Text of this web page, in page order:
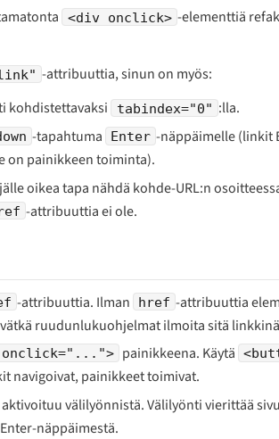
<div onclick> -elementtiä
-attribuuttia, sinun on myös:
kohdistettavaksi
tabindex="0" :lla.
-tapahtuma Enter -näppäimelle (linkit
on painikkeen toiminta).
oikea tapa nähdä kohde-URL:n
-attribuuttia ei ole.
-attribuuttia. Ilman href -attribuuttia
ruudunlukuohjelmat ilmoita sitä
onclick="..."> painikkeena. Käytä
navigoivat, painikkeet toimivat.
aktivoituu välilyönnistä. Välilyönti vierittää
näppäimestä.